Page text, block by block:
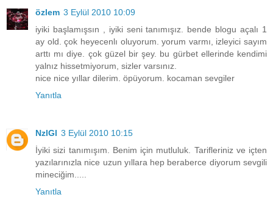
özlem 3 Eylül 2010 10:09
iyiki başlamışsın , iyiki seni tanımışız. bende blogu açalı 1
ay old. çok heyecenlı oluyorum. yorum varmı, izleyici sayım
arttı mı diye. çok güzel bir şey. bu gürbet ellerinde kendimi
yalnız hissetmiyorum, sizler varsınız.
nice nice yıllar dilerim. öpüyorum. kocaman sevgiler
Yanıtla
NzlGl 3 Eylül 2010 10:15
İyiki sizi tanımışım. Benim için mutluluk. Tarifleriniz ve içten
yazılarınızla nice uzun yıllara hep beraberce diyorum sevgili
mineciğim.....
Yanıtla